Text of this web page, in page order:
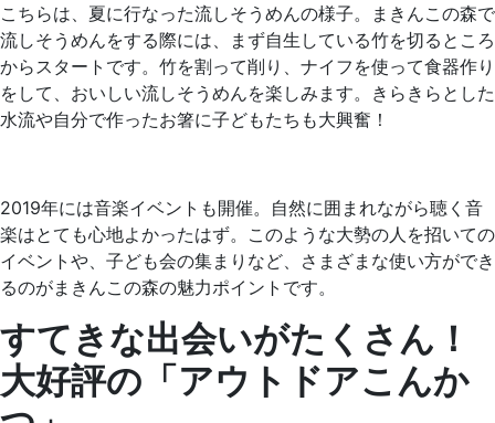
こちらは、夏に行なった流しそうめんの様子。まきんこの森で
流しそうめんをする際には、まず自生している竹を切るところ
からスタートです。竹を割って削り、ナイフを使って食器作り
をして、おいしい流しそうめんを楽しみます。きらきらとした
水流や自分で作ったお箸に子どもたちも大興奮！
2019年には音楽イベントも開催。自然に囲まれながら聴く音
楽はとても心地よかったはず。このような大勢の人を招いての
イベントや、子ども会の集まりなど、さまざまな使い方ができ
るのがまきんこの森の魅力ポイントです。
すてきな出会いがたくさん！
大好評の「アウトドアこんか